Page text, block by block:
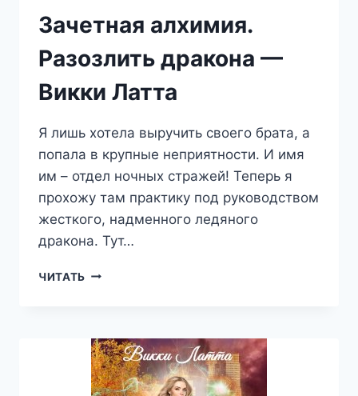
Зачетная алхимия.
Разозлить дракона —
Викки Латта
Я лишь хотела выручить своего брата, а
попала в крупные неприятности. И имя
им – отдел ночных стражей! Теперь я
прохожу там практику под руководством
жесткого, надменного ледяного
дракона. Тут…
ЧИТАТЬ ЗАЧЕТНАЯ
—
ВИККИ
ЛАТТА